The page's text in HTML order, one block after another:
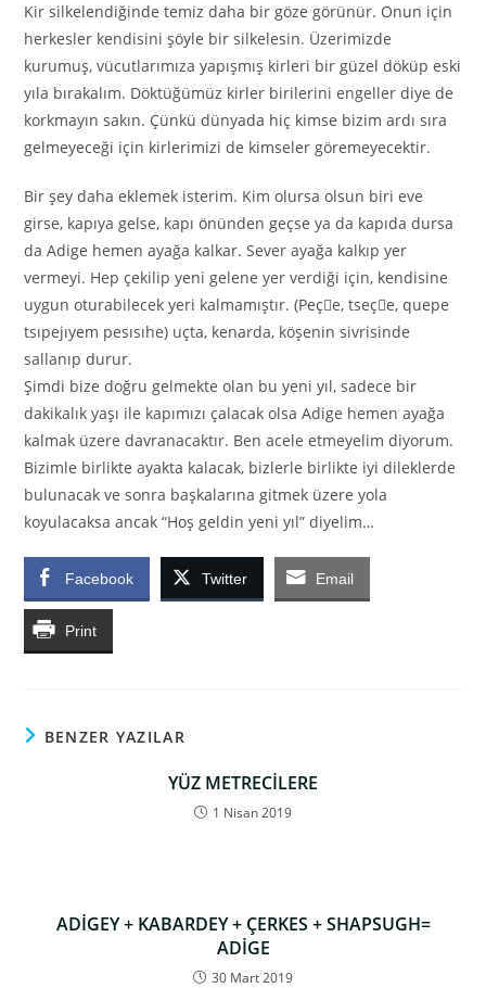
Kir silkelendiğinde temiz daha bir göze görünür. Onun için
herkesler kendisini şöyle bir silkelesin. Üzerimizde
kurumuş, vücutlarımıza yapışmış kirleri bir güzel döküp eski
yıla bırakalım. Döktüğümüz kirler birilerini engeller diye de
korkmayın sakın. Çünkü dünyada hiç kimse bizim ardı sıra
gelmeyeceği için kirlerimizi de kimseler göremeyecektir.
Bir şey daha eklemek isterim. Kim olursa olsun biri eve
girse, kapıya gelse, kapı önünden geçse ya da kapıda dursa
da Adige hemen ayağa kalkar. Sever ayağa kalkıp yer
vermeyi. Hep çekilip yeni gelene yer verdiği için, kendisine
uygun oturabilecek yeri kalmamıştır. (Peçe, tseçe, quepe
tsıpejıyem pesısıhe) uçta, kenarda, köşenin sivrisinde
sallanıp durur.
Şimdi bize doğru gelmekte olan bu yeni yıl, sadece bir
dakikalık yaşı ile kapımızı çalacak olsa Adige hemen ayağa
kalmak üzere davranacaktır. Ben acele etmeyelim diyorum.
Bizimle birlikte ayakta kalacak, bizlerle birlikte iyi dileklerde
bulunacak ve sonra başkalarına gitmek üzere yola
koyulacaksa ancak “Hoş geldin yeni yıl” diyelim…
Facebook Twitter Email
Print
BENZER YAZILAR
YÜZ METRECİLERE
1 Nisan 2019
ADİGEY + KABARDEY + ÇERKES + SHAPSUGH=
ADİGE
30 Mart 2019